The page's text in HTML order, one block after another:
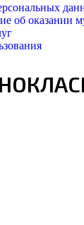
об оказании